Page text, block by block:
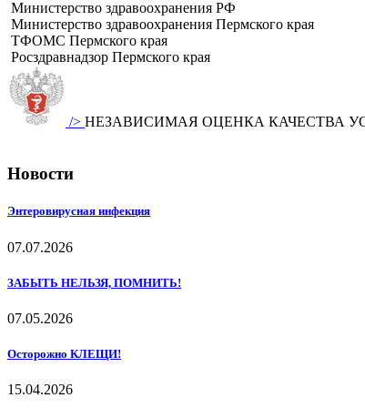
Министерство здравоохранения РФ
Министерство здравоохранения Пермского края
ТФОМС Пермского края
Росздравнадзор Пермского края
/> НЕЗАВИСИМАЯ ОЦЕНКА КАЧЕСТВА
Новости
Энтеровирусная инфекция
07.07.2026
ЗАБЫТЬ НЕЛЬЗЯ, ПОМНИТЬ!
07.05.2026
Осторожно КЛЕЩИ!
15.04.2026